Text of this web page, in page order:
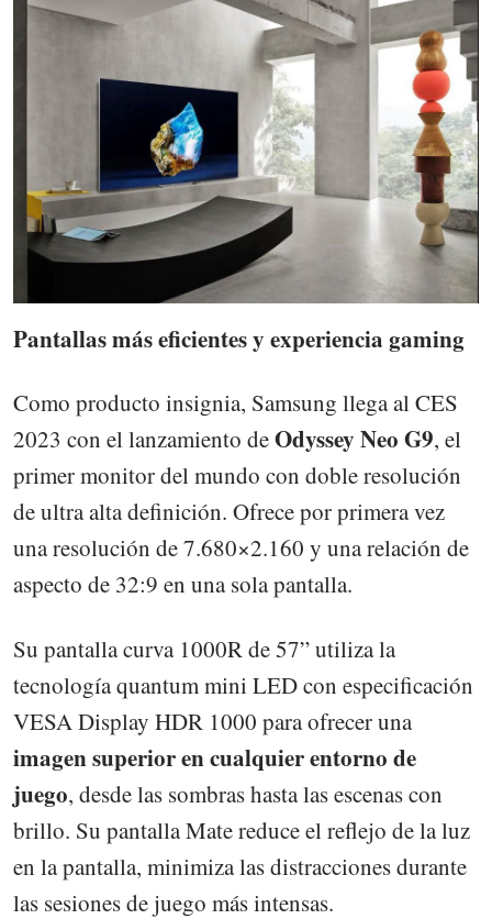
Pantallas más eficientes y experiencia gaming
Como producto insignia, Samsung llega al CES
2023 con el lanzamiento deOdyssey Neo G9, el
primer monitor del mundo con doble resolución
de ultra alta definición. Ofrece por primera vez
una resolución de 7.680×2.160 y una relación de
aspecto de 32:9 en una sola pantalla.
Su pantalla curva 1000R de 57” utiliza la
tecnología quantum mini LED con especificación
VESA Display HDR 1000 para ofrecer una
imagen superior en cualquier entorno de
juego, desde las sombras hasta las escenas con
brillo. Su pantalla Mate reduce el reflejo de la luz
en la pantalla, minimiza las distracciones durante
las sesiones de juego más intensas.